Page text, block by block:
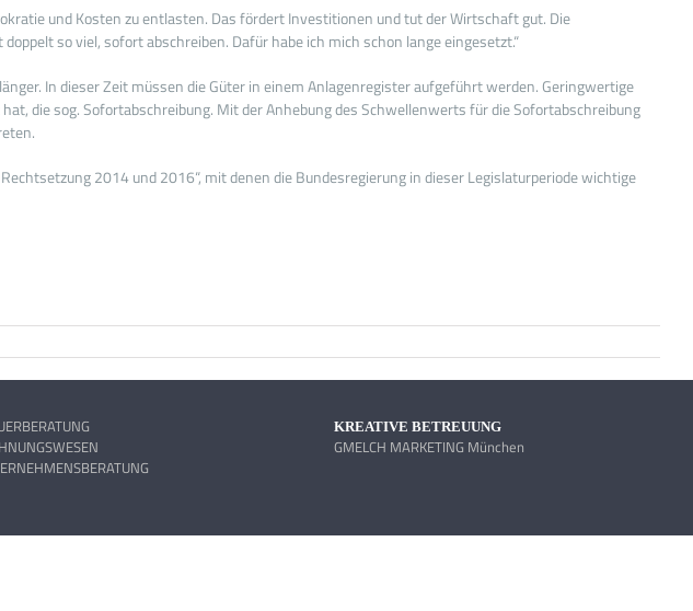
und Kosten zu entlasten. Das fördert Investitionen und tut der Wirtschaft gut. Die
so viel, sofort abschreiben. Dafür habe ich mich schon lange eingesetzt.“
In dieser Zeit müssen die Güter in einem Anlagenregister aufgeführt werden. Geringwertige
die sog. Sofortabschreibung. Mit der Anhebung des Schwellenwerts für die Sofortabschreibung
2014 und 2016“, mit denen die Bundesregierung in dieser Legislaturperiode wichtige
KREATIVE BETREUUNG
GMELCH MARKETING München